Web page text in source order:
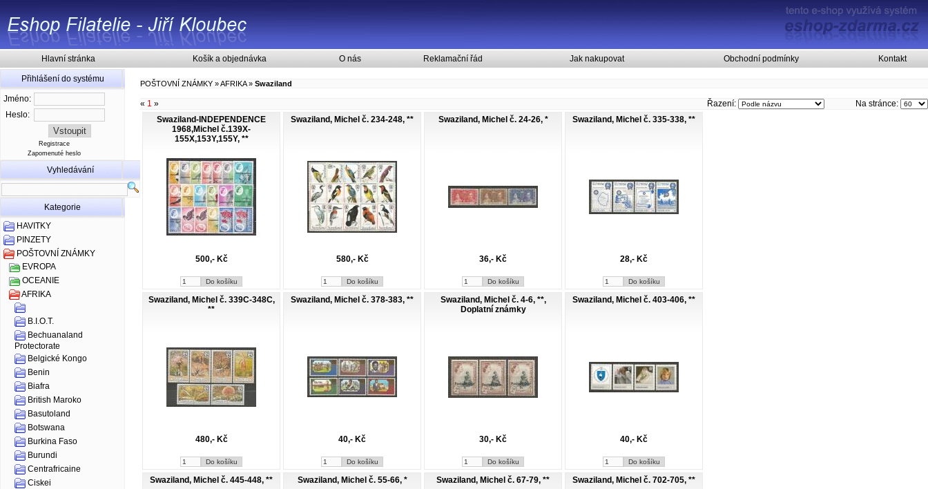
Hlavní stránka Košík a objednávka O nás Reklamační řád Jak nakupovat Obchodní podmínky Kontakt
Přihlášení do systému
Jméno:
Heslo:
Registrace
Zapomenuté heslo
Vyhledávání
Kategorie
HAVITKY
PINZETY
POŠTOVNÍ ZNÁMKY
EVROPA
OCEANIE
AFRIKA
B.I.O.T.
Bechuanaland
Protectorate
Belgické Kongo
Benin
Biafra
British Maroko
Basutoland
Botswana
Burkina Faso
Burundi
Centrafricaine
Ciskei
POŠTOVNÍ ZNÁMKY »AFRIKA» Swaziland
« 1 » Řazení:
Na stránce:
Swaziland-INDEPENDENCE
1968,Michel č.139X-
155X,153Y,155Y, **
500,- Kč
Swaziland, Michel č. 234-248, **
580,- Kč
Swaziland, Michel č. 24-26, *
36,- Kč
Swaziland, Michel č. 335-338, **
28,- Kč
Swaziland, Michel č. 339C-348C,
**
480,- Kč
Swaziland, Michel č. 378-383, **
40,- Kč
Swaziland, Michel č. 4-6, **,
Doplatní známky
30,- Kč
Swaziland, Michel č. 403-406, **
40,- Kč
Swaziland, Michel č. 445-448, ** Swaziland, Michel č. 55-66, * Swaziland, Michel č. 67-79, ** Swaziland, Michel č. 702-705, **